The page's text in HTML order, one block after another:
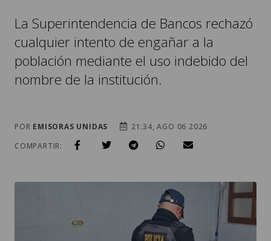
La Superintendencia de Bancos rechazó
cualquier intento de engañar a la
población mediante el uso indebido del
nombre de la institución.
POR EMISORAS UNIDAS
21:34, AGO 06 2026
COMPARTIR: